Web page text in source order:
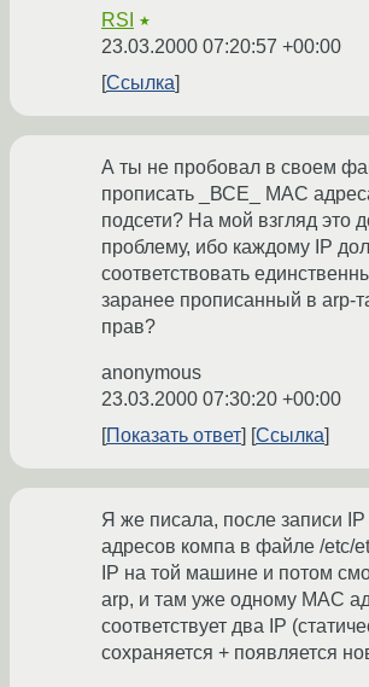
RSI ★
23.03.2000 07:20:57 +00:00
Ссылка
А ты не пробовал в своем
прописать _ВСЕ_ МАС
подсети? На мой взгляд это
проблему, ибо каждому IP
соответствовать
заранее прописанный в arp-
прав?
anonymous
23.03.2000 07:30:20 +00:00
Показать ответ
Ссылка
Я же писала, после записи
адресов компа в файле /etc/
IP на той машине и потом
arp, и там уже одному МАС
соответствует два IP
сохраняется + появляется